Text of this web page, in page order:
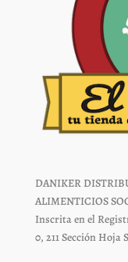
DANIKER
ALIMENTICIOS
Inscrita en el
0, 211 Sección Hoja